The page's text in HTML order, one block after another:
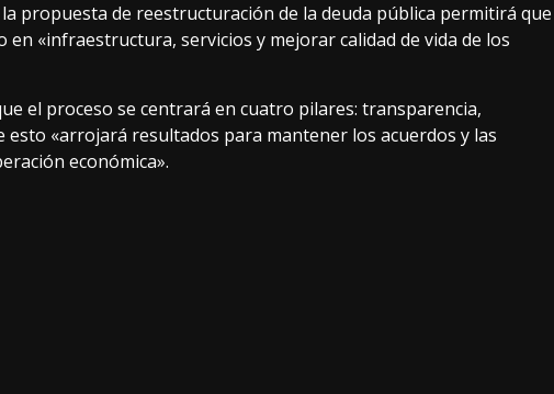
propuesta de reestructuración de la deuda pública permitirá que
«infraestructura, servicios y mejorar calidad de vida de los
el proceso se centrará en cuatro pilares: transparencia,
esto «arrojará resultados para mantener los acuerdos y las
económica».